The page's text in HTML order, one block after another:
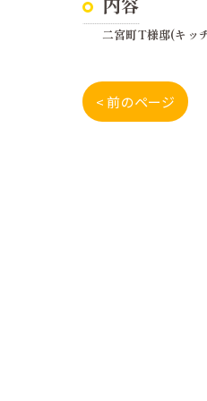
二宮町T様邸(キッ
< 前のページ